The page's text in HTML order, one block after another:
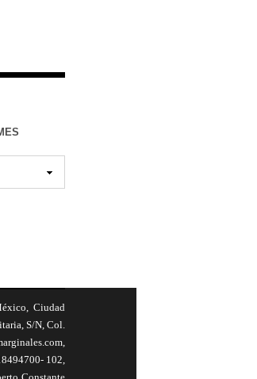
Ciudad
S/N, Col.
102,